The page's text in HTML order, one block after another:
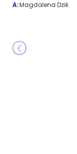
A:Magdalena Dzik